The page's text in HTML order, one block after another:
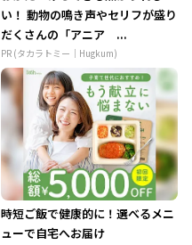
い！ 動物の鳴き声やセリフが盛り
だくさんの「アニア ...
PR (タカラトミー｜Hugkum)
時短ご飯で健康的に！選べるメニ
ューで自宅へお届け